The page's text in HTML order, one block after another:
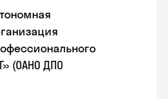
(ОАНО ДПО